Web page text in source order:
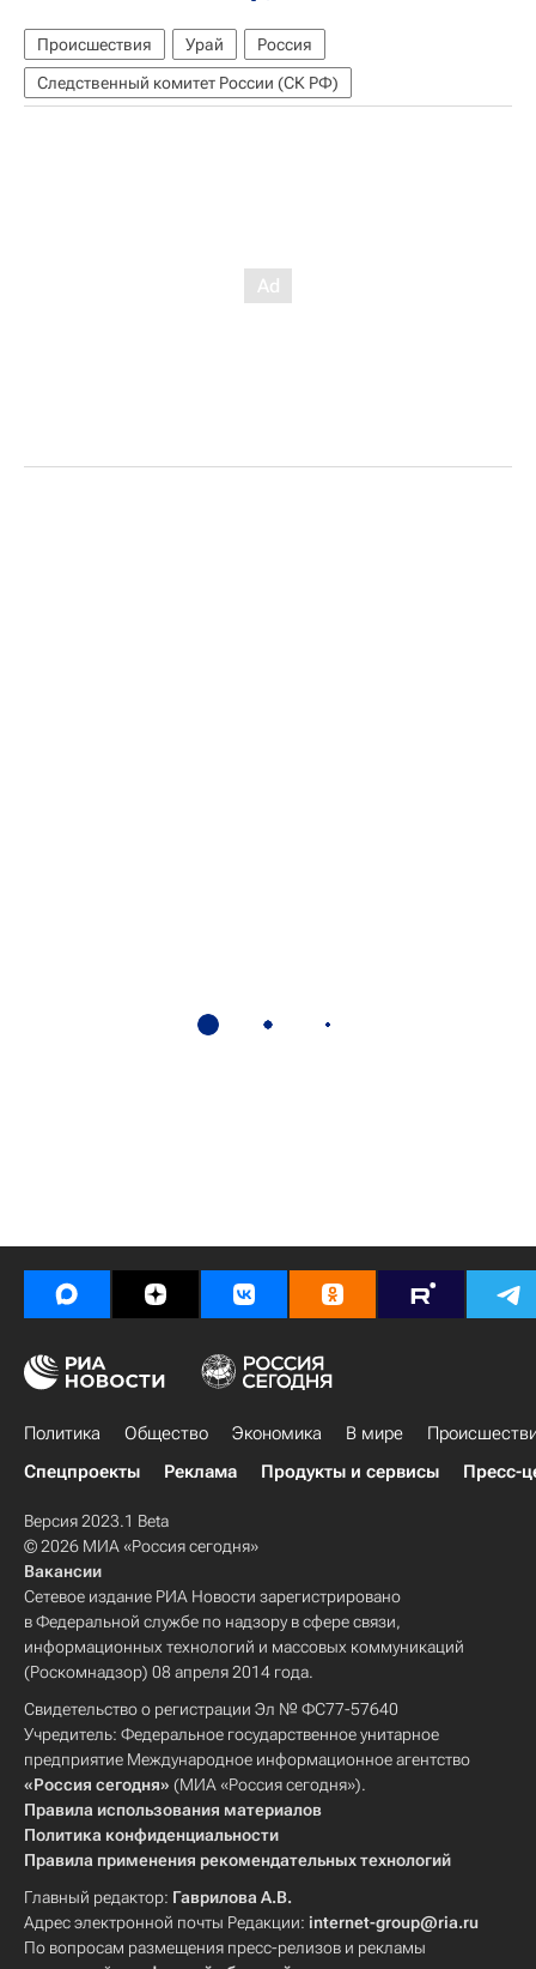
Происшествия Урай
Россия
Следственный комитет России (СК РФ)
Политика Общество Экономика В мире
Спецпроекты
Реклама Продукты и сервисы Пресс-
Версия 2023.1 Beta
© 2026 МИА «Россия сегодня»
Вакансии
Сетевое издание РИА Новости зарегистрировано
в Федеральной службе по надзору в сфере связи,
информационных технологий и массовых коммуникаций
(Роскомнадзор) 08 апреля 2014 года.
Свидетельство о регистрации Эл № ФС77-57640
Учредитель: Федеральное государственное унитарное
предприятие Международное информационное агентство
«Россия сегодня» (МИА «Россия сегодня»).
Правила использования материалов
Политика конфиденциальности
Правила применения рекомендательных технологий
Главный редактор: Гаврилова А.В.
Адрес электронной почты Редакции: internet-group@ria.ru
По вопросам размещения пресс-релизов и рекламы